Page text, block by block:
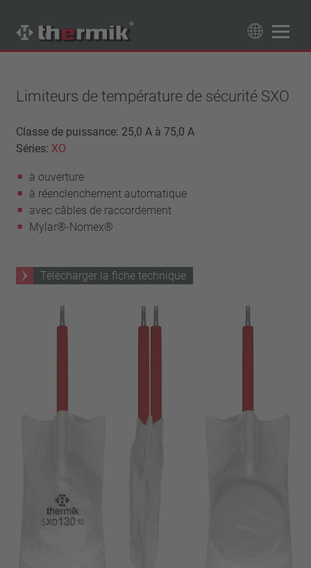
89Produits
Tipo interruttore
à ouverture
Gamme de température
température standard (60 – 200 °C)
haute température (205 – 250 °C)
1,6 A – 7,5 A
4 A – 25 A
Rappel
réinitialisation automatique
avec isolation
sans isolation
Raccordement
filo metallico
Limiteurs de température de sécurité SXO
Classe de puissance: 25,0 A à 75,0 A
Séries: XO
à ouverture
à réenclenchement automatique
avec câbles de raccordement
Mylar®-Nomex®
Télécharger la fiche technique